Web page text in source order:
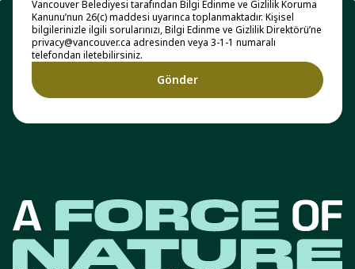
Vancouver Belediyesi tarafından Bilgi Edinme ve Gizlilik Koruma
Kanunu’nun 26(c) maddesi uyarınca toplanmaktadır. Kişisel
bilgilerinizle ilgili sorularınızı, Bilgi Edinme ve Gizlilik Direktörü’ne
privacy@vancouver.ca adresinden veya 3-1-1 numaralı
telefondan iletebilirsiniz.